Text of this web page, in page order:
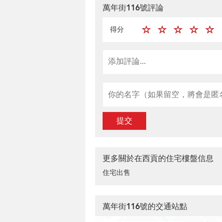
萬年街116號評論
得分
提交
更多關於在西貢的住宅樓盤信息
住宅出售
萬年街116號的交通站點